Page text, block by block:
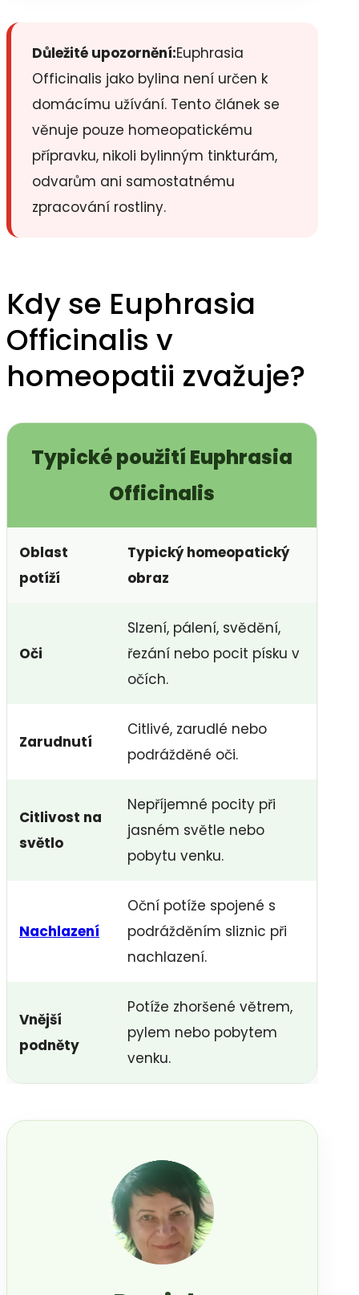
Důležité upozornění:Euphrasia
Officinalis jako bylina není určen k
domácímu užívání. Tento článek se
věnuje pouze homeopatickému
přípravku, nikoli bylinným tinkturám,
odvarům ani samostatnému
zpracování rostliny.
Kdy se Euphrasia
Officinalis v
homeopatii zvažuje?
Typické použití Euphrasia
Officinalis
Oblast
potíží
Typický homeopatický
obraz
Oči
Slzení, pálení, svědění,
řezání nebo pocit písku v
očích.
Zarudnutí
Citlivé, zarudlé nebo
podrážděné oči.
Citlivost na
světlo
Nepříjemné pocity při
jasném světle nebo
pobytu venku.
Nachlazení
Oční potíže spojené s
podrážděním sliznic při
nachlazení.
Vnější
podněty
Potíže zhoršené větrem,
pylem nebo pobytem
venku.